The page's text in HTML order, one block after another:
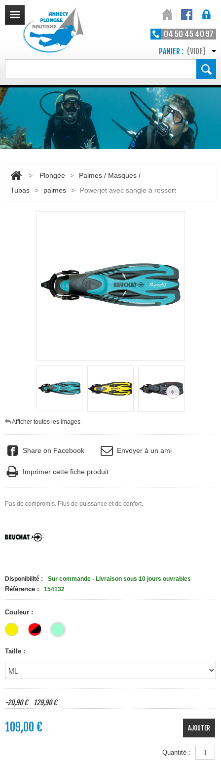
04 50 45 40 97
PANIER : (VIDE)
> Plongée >
Palmes / Masques /
Tubas
> palmes > Powerjet avec sangle à ressort
Afficher toutes les images
Share on Facebook Envoyer à un ami
Imprimer cette fiche produit
Pas de compromis. Plus de puissance et de confort.
Disponibilité : Sur commande - Livraison sous 10 jours ouvrables
Référence : 154132
Couleur :
Taille :
-20,90 € 129,90 €
109,00 € AJOUTER
Quantité :